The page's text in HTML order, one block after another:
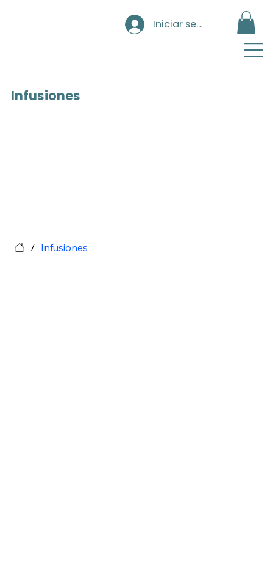
Iniciar sesión
Infusiones
/ Infusiones